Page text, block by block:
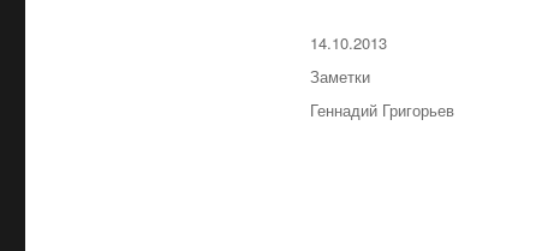
Опубликовано
14.10.2013
Рубрики
Заметки
Метки
Геннадий Григорьев